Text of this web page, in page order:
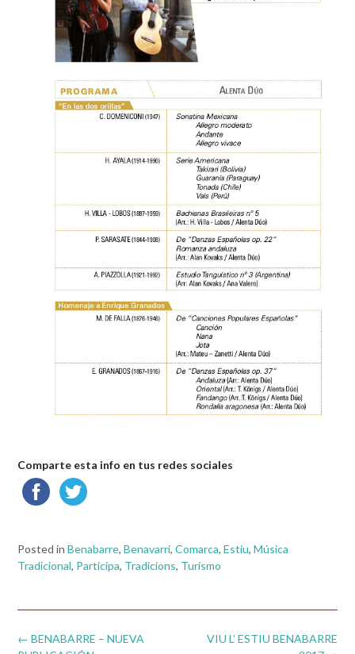
Comparte esta info en tus redes sociales
Posted in Benabarre, Benavarri, Comarca, Estiu, Música
Tradicional, Participa, Tradicions, Turismo
Post
VIU L’ ESTIU BENABARRE
← BENABARRE – NUEVA